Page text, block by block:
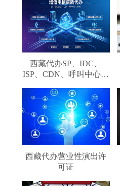
西藏代办SP、IDC、
ISP、CDN、呼叫中心、
西藏代办营业性演出许
可证